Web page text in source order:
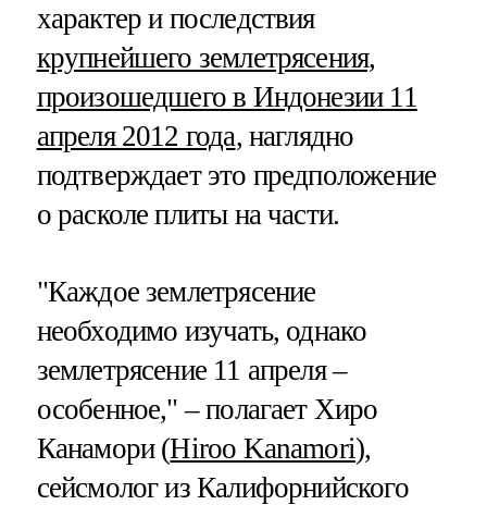
характер и последствия
крупнейшего землетрясения,
произошедшего в Индонезии 11
апреля 2012 года, наглядно
подтверждает это предположение
о расколе плиты на части.
"Каждое землетрясение
необходимо изучать, однако
землетрясение 11 апреля –
особенное," – полагает Хиро
Канамори (Hiroo Kanamori),
сейсмолог из Калифорнийского